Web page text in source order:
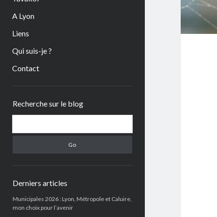
A Lyon
Liens
Qui suis-je ?
Contact
Recherche sur le blog
Derniers articles
Municipales 2026 : Lyon, Métropole et Caluire,
mon choix pour l’avenir